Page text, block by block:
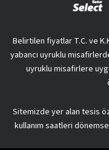
Belirtilen fiyatlar T.C. ve
yabancı uyruklu
uyruklu misafirlere
Sitemizde yer alan tesis
kullanım saatleri